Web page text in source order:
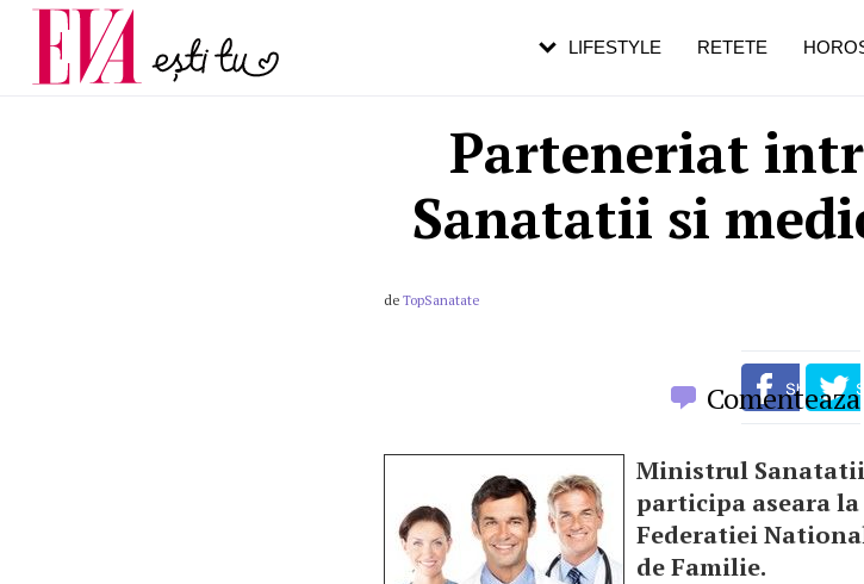
Parteneriat
Sanatatii si
de TopSanatate
Comenteaza
Ministrul
participa aseara
Federatiei
de Familie.
LIFESTYLE RETETE
Carieră
Actualitate
pe măsură ce